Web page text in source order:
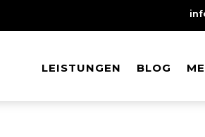
LEISTUNGEN BLOG
LEISTUNGEN BLOG